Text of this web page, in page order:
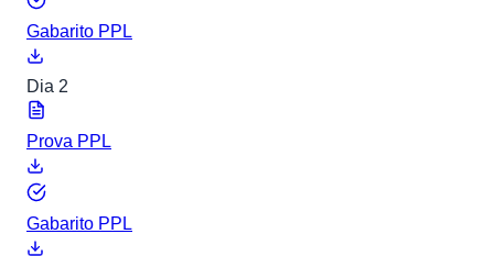
Gabarito PPL
Dia 2
Prova PPL
Gabarito PPL